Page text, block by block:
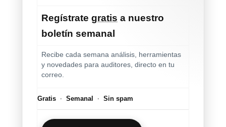
Regístrate gratis a nuestro
boletín semanal
Recibe cada semana análisis, herramientas
y novedades para auditores, directo en tu
correo.
Gratis · Semanal · Sin spam